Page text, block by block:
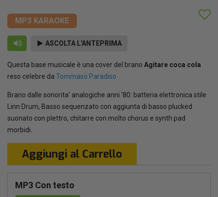
MP3 KARAOKE
ASCOLTA L'ANTEPRIMA
Questa base musicale è una cover del brano Agitare coca cola
reso celebre da Tommaso Paradiso
Brano dalle sonorita' analogiche anni '80: batteria elettronica stile
Linn Drum, Basso sequenzato con aggiunta di basso plucked
suonato con plettro, chitarre con molto chorus e synth pad
morbidi.
Aggiungi al Carrello
MP3 Con testo